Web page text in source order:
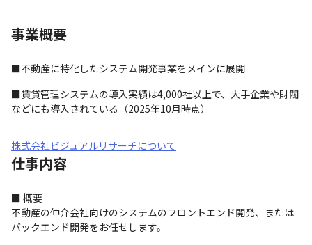
事業概要
■不動産に特化したシステム開発事業をメインに展開
■賃貸管理システムの導入実績は4,000社以上で、大手企業や財閥
などにも導入されている（2025年10月時点）
株式会社ビジュアルリサーチについて
仕事内容
■ 概要
不動産の仲介会社向けのシステムのフロントエンド開発、または
バックエンド開発をお任せします。